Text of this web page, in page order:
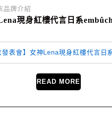
品牌介紹
現身紅樓代言日系
READ MORE